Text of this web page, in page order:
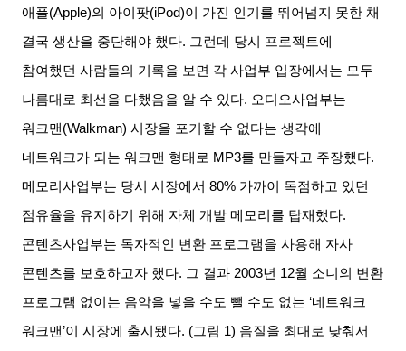
애플(Apple)의 아이팟(iPod)이 가진 인기를 뛰어넘지 못한 채
결국 생산을 중단해야 했다. 그런데 당시 프로젝트에
참여했던 사람들의 기록을 보면 각 사업부 입장에서는 모두
나름대로 최선을 다했음을 알 수 있다. 오디오사업부는
워크맨 (Walkman)시장을 포기할 수 없다는 생각에
네트워크가 되는 워크맨 형태로 MP3를 만들자고 주장했다.
메모리사업부는 당시 시장에서 80% 가까이 독점하고 있던
점유율을 유지하기 위해 자체 개발 메모리를 탑재했다.
콘텐츠사업부는 독자적인 변환 프로그램을 사용해 자사
콘텐츠를 보호하고자 했다. 그 결과 2003년 12월 소니의 변환
프로그램 없이는 음악을 넣을 수도 뺄 수도 없는 ‘네트워크
워크맨 ’이 시장에 출시됐다. (그림 1) 음질을 최대로 낮춰서